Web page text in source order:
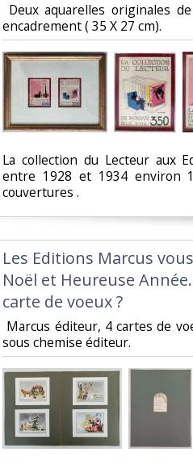
Deux aquarelles originales
encadrement ( 35 X 27 cm). ‎
‎La collection du Lecteur aux
entre 1928 et 1934 environ
couvertures . ‎
‎Les Editions Marcus
Noël et Heureuse
carte de voeux ?‎
Marcus éditeur, 4 cartes de
sous chemise éditeur. ‎